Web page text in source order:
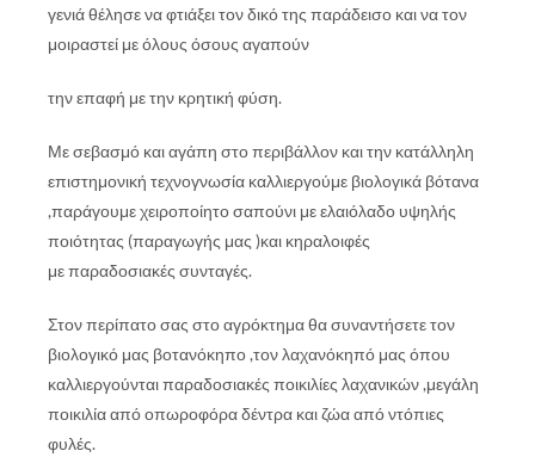
γενιά θέλησε ναφτιάξει τον δικό της παράδεισο και να τον
μοιραστεί με όλους όσους αγαπούν
την επαφή με την κρητική φύση.
Με σεβασμό και αγάπη στο περιβάλλον και την κατάλληλη
επιστημονική τεχνογνωσία καλλιεργούμε βιολογικά βότανα
,παράγουμε χειροποίητοσαπούνι με ελαιόλαδο υψηλής
ποιότητας (παραγωγής μας )και κηραλοιφές
μεπαραδοσιακές συνταγές.
Στον περίπατο σας στο αγρόκτημα θα συναντήσετε τον
βιολογικό μας βοτανόκηπο ,τον λαχανόκηπό μας όπου
καλλιεργούνται παραδοσιακές ποικιλίες λαχανικών ,μεγάλη
ποικιλία από οπωροφόρα δέντρα και ζώα απόντόπιες
φυλές.